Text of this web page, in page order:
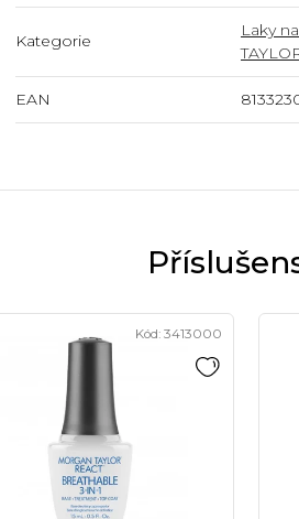
Kategorie
Laky
EAN
Kód: 3413000